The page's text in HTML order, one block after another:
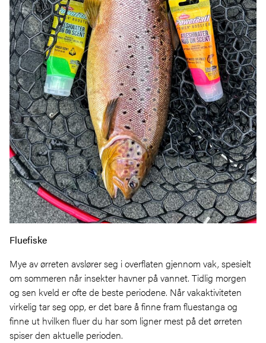
Fluefiske
Mye av ørreten avslører seg i overflaten gjennom vak, spesielt
om sommeren når insekter havner på vannet. Tidlig morgen
og sen kveld er ofte de beste periodene. Når vakaktiviteten
virkelig tar seg opp, er det bare å finne fram fluestanga og
finne ut hvilken fluer du har som ligner mest på det ørreten
spiser den aktuelle perioden.